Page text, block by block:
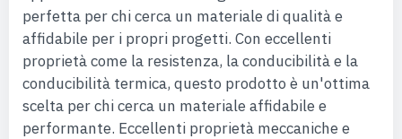
perfetta per chi cerca un materiale di qualità e
affidabile per i propri progetti. Con eccellenti
proprietà come la resistenza, la conducibilità e la
conducibilità termica, questo prodotto è un'ottima
scelta per chi cerca un materiale affidabile e
performante. Eccellenti proprietà meccaniche e